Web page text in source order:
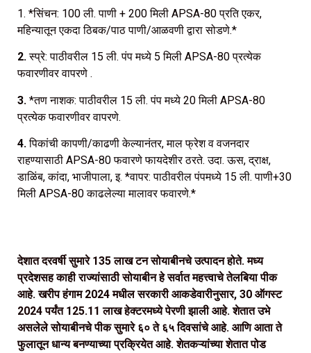
1. *सिंचन: 100 ली. पाणी + 200 मिली APSA-80 प्रति एकर,
महिन्यातून एकदा ठिबक/पाठ पाणी/आळवणी द्वारा सोडणे.*
2.स्प्रे: पाठीवरील 15 ली. पंप मध्ये 5 मिली APSA-80 प्रत्येक
फवारणीवर वापरणे .
3. *तण नाशक: पाठीवरील 15 ली. पंप मध्ये 20 मिली APSA-80
प्रत्येक फवारणीवर वापरणे.
4.पिकांची कापणी/काढणी केल्यानंतर, माल फ्रेश व वजनदार
राहण्यासाठी APSA-80 फवारणे फायदेशीर ठरते. उदा. ऊस, द्राक्ष,
डाळिंब, कांदा, भाजीपाला, इ. *वापर: पाठीवरील पंपमध्ये 15 ली. पाणी+30
मिली APSA-80 काढलेल्या मालावर फवारणे.*
देशात दरवर्षी सुमारे 135 लाख टन सोयाबीनचे उत्पादन होते. मध्य
प्रदेशसह काही राज्यांसाठी सोयाबीन हे सर्वात महत्त्वाचे तेलबिया पीक
आहे. खरीप हंगाम 2024 मधील सरकारी आकडेवारीनुसार, 30 ऑगस्ट
2024 पर्यंत 125.11 लाख हेक्टरमध्ये पेरणी झाली आहे. शेतात उभे
असलेले सोयाबीनचे पीक सुमारे ६० ते ६५ दिवसांचे आहे. आणि आता ते
फुलातून धान्य बनण्याच्या प्रक्रियेत आहे. शेतकऱ्यांच्या शेतात पोड